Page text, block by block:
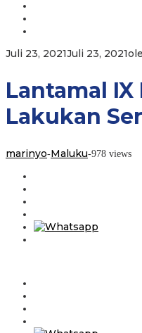
Juli 23, 2021Juli 23, 2021
Lantamal IX
Lakukan
marinyo-Maluku-978 views